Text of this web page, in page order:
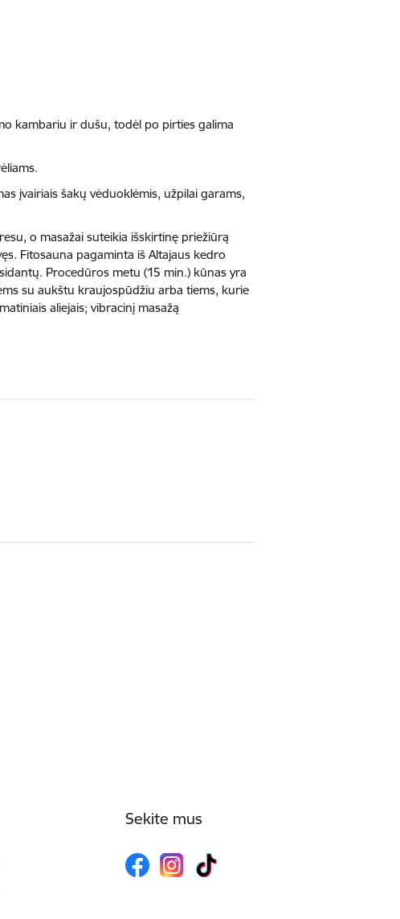
kambariu ir dušu, todėl po pirties galima
įvairiais šakų vėduoklėmis, užpilai garams,
o masažai suteikia išskirtinę priežiūrą
Fitosauna pagaminta iš Altajaus kedro
Procedūros metu (15 min.) kūnas yra
su aukštu kraujospūdžiu arba tiems, kurie
aliejais; vibracinį masažą
Sekite mus